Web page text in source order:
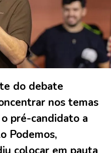
do debate
nos temas
pré-candidato a
Podemos,